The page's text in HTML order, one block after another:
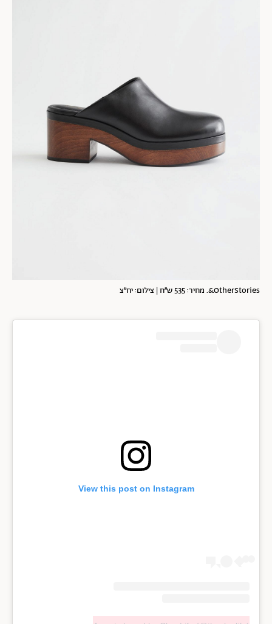
OtherStories&. מחיר: 535 ש״ח | צילום: יח״צ
View this post on Instagram